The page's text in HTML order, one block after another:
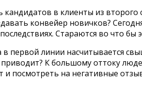
в клиенты из второго
конвейер новичков?
Стараются во что бы
в первой линии насчитывается
приводит? К большому оттоку
и посмотреть на негативные